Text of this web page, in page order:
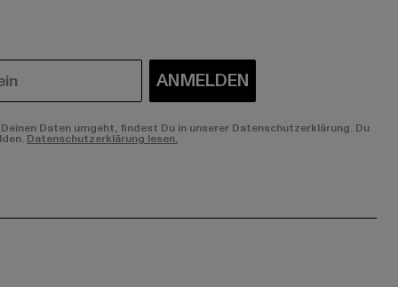
ANMELDEN
Daten umgeht, findest Du in unserer Datenschutzerklärung. Du
Datenschutzerklärung lesen.